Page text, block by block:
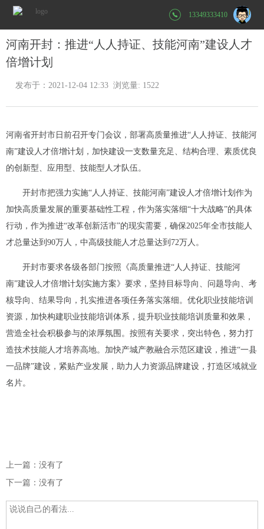
13349333410
河南开封：推进“人人持证、技能河南”建设人才
倍增计划
发布于：2021-12-04 12:33 浏览量: 1522
河南省开封市日前召开专门会议，部署高质量推进“人人持证、技能河
南”建设人才倍增计划，加快建设一支数量充足、结构合理、素质优良
的创新型、应用型、技能型人才队伍。
开封市把强力实施“人人持证、技能河南”建设人才倍增计划作为
加快高质量发展的重要基础性工程，作为落实落细“十大战略”的具体
行动，作为推进“改革创新活市”的现实需要，确保2025年全市技能人
才总量达到90万人，中高级技能人才总量达到72万人。
开封市要求各级各部门按照《高质量推进“人人持证、技能河
南”建设人才倍增计划实施方案》要求，坚持目标导向、问题导向、考
核导向、结果导向，扎实推进各项任务落实落细。优化职业技能培训
资源，加快构建职业技能培训体系，提升职业技能培训质量和效果，
营造全社会积极参与的浓厚氛围。按照有关要求，突出特色，努力打
造技术技能人才培养高地。加快产城产教融合示范区建设，推进“一县
一品牌”建设，紧贴产业发展，助力人力资源品牌建设，打造区域就业
名片。
上一篇：没有了
下一篇：没有了